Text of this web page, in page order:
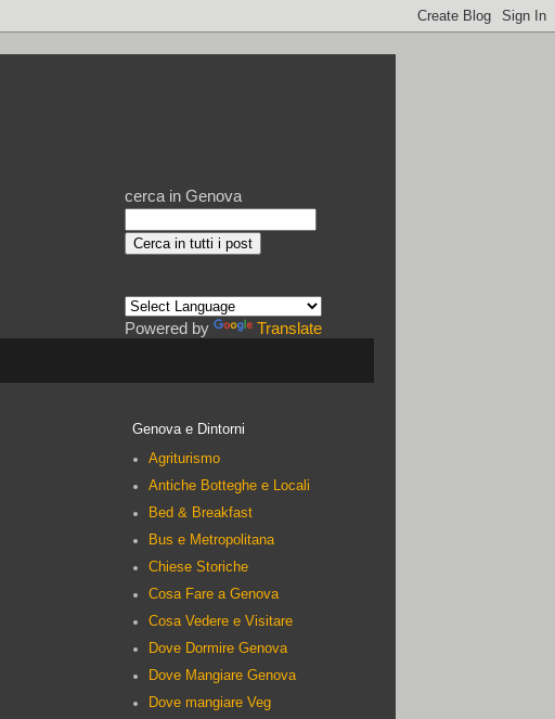
cerca in Genova
Powered by Translate
Genova e Dintorni
Agriturismo
Antiche Botteghe e Locali
Bed & Breakfast
Bus e Metropolitana
Chiese Storiche
Cosa Fare a Genova
Cosa Vedere e Visitare
Dove Dormire Genova
Dove Mangiare Genova
Dove mangiare Veg